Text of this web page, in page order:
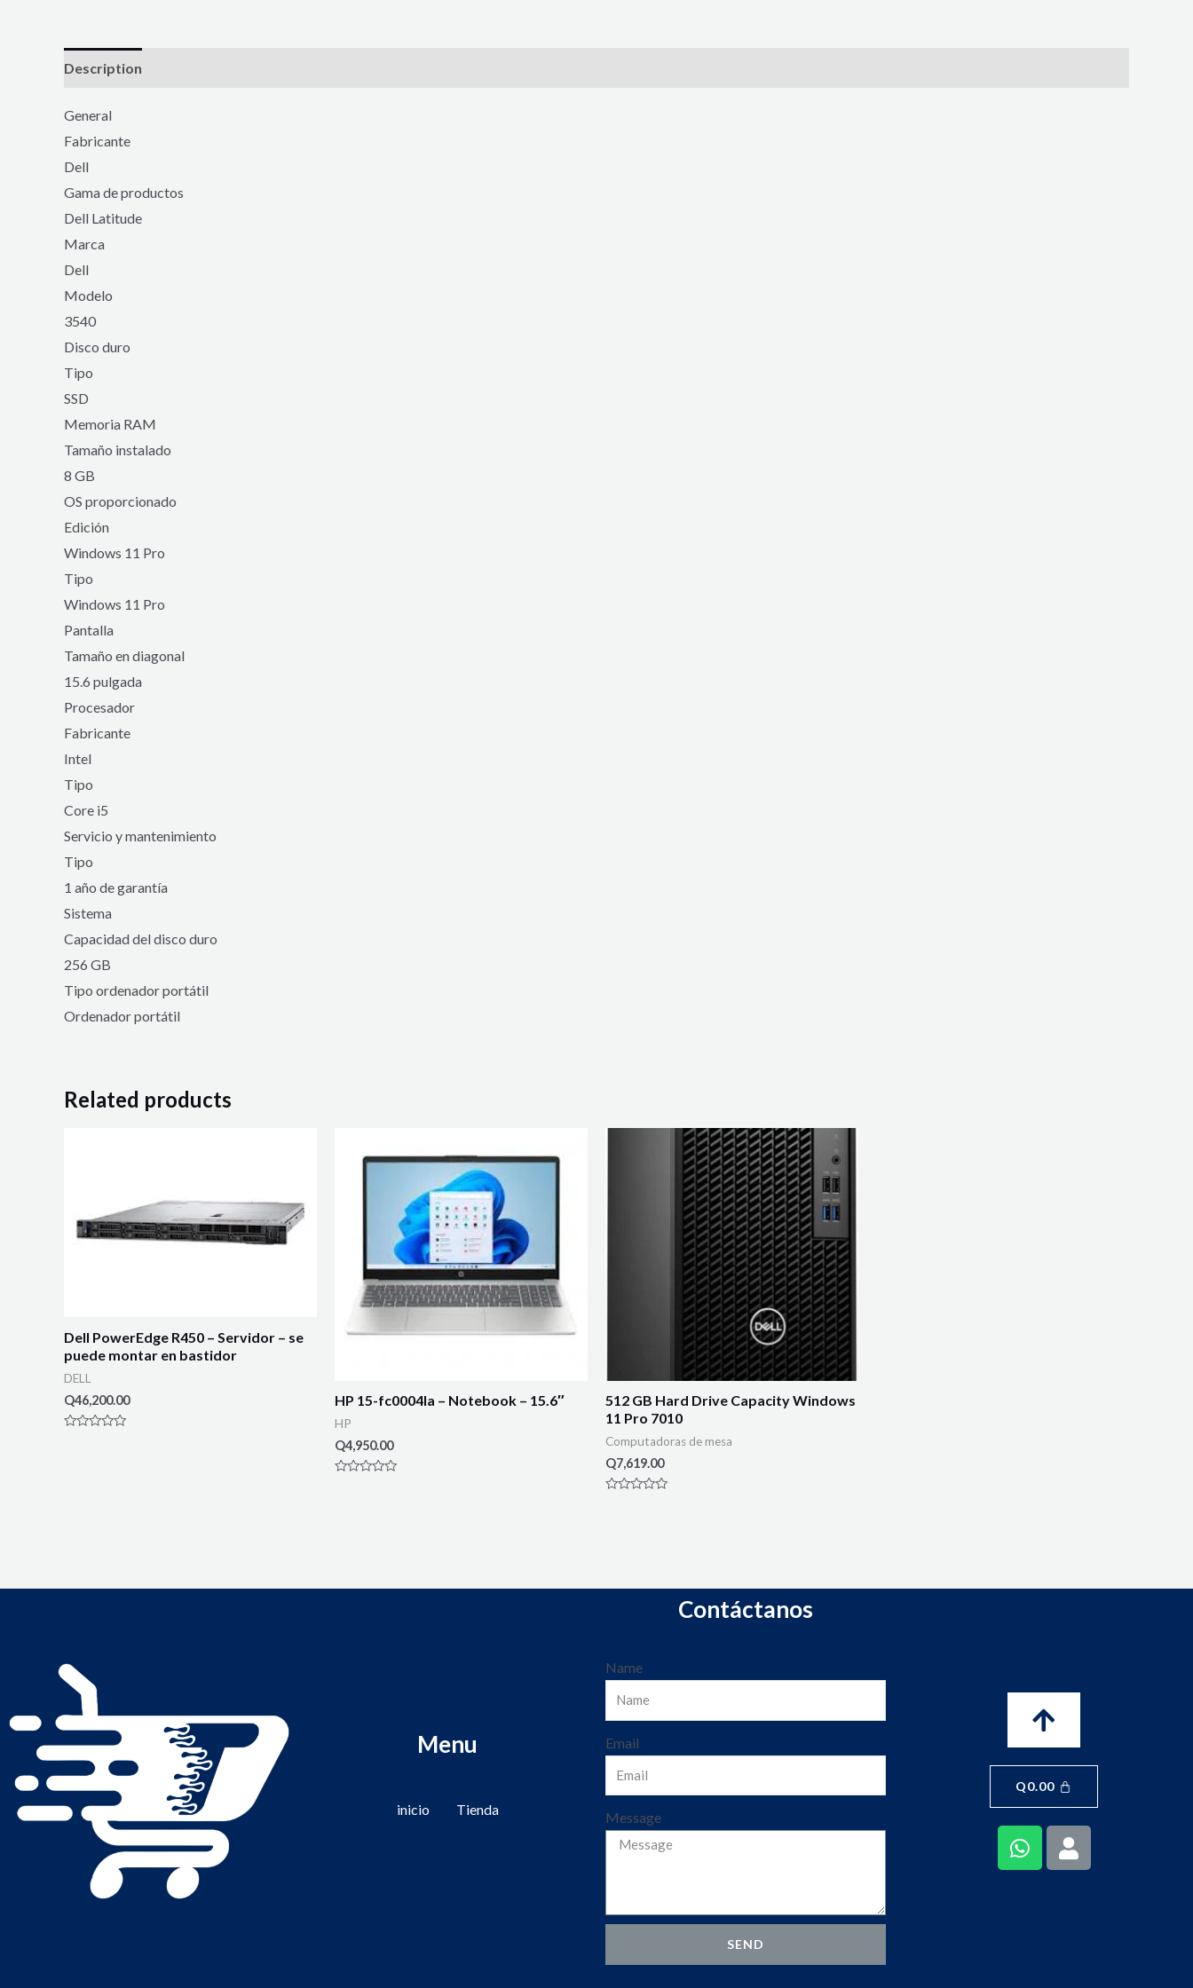
Description
General
Fabricante
Dell
Gama de productos
Dell Latitude
Marca
Dell
Modelo
3540
Disco duro
Tipo
SSD
Memoria RAM
Tamaño instalado
8 GB
OS proporcionado
Edición
Windows 11 Pro
Tipo
Windows 11 Pro
Pantalla
Tamaño en diagonal
15.6 pulgada
Procesador
Fabricante
Intel
Tipo
Core i5
Servicio y mantenimiento
Tipo
1 año de garantía
Sistema
Capacidad del disco duro
256 GB
Tipo ordenador portátil
Ordenador portátil
Related products
Dell PowerEdge R450 – Servidor – se
puede montar en bastidor
DELL
Q46,200.00 HP 15-fc0004la – Notebook – 15.6″
HP
Q4,950.00
512 GB Hard Drive Capacity Windows
11 Pro 7010
Computadoras de mesa
Q7,619.00
Menu
inicio Tienda
Contáctanos
Name
Email
Message
SEND
Q0.00